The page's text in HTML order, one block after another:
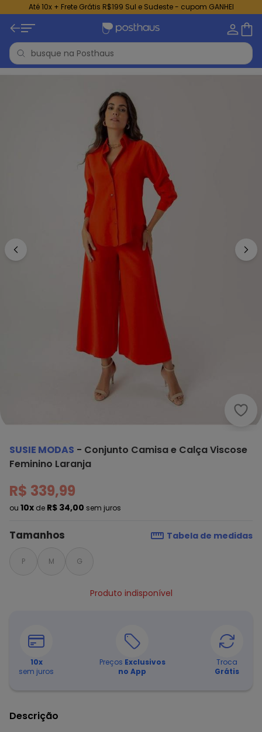
Até 10x + Frete Grátis R$199 Sul e Sudeste - cupom GANHEI
SUSIE MODAS - Conjunto Camisa e Calça Viscose
Feminino Laranja
R$ 339,99
ou 10x de R$ 34,00 sem juros
Tamanhos Tabela de medidas
P M G
Produto indisponível
10x
sem juros
Preços Exclusivos
no App
Troca
Grátis
Descrição